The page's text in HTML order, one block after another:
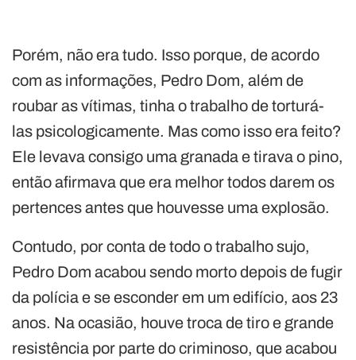
Porém, não era tudo. Isso porque, de acordo
com as informações, Pedro Dom, além de
roubar as vítimas, tinha o trabalho de torturá-
las psicologicamente. Mas como isso era feito?
Ele levava consigo uma granada e tirava o pino,
então afirmava que era melhor todos darem os
pertences antes que houvesse uma explosão.
Contudo, por conta de todo o trabalho sujo,
Pedro Dom acabou sendo morto depois de fugir
da polícia e se esconder em um edifício, aos 23
anos. Na ocasião, houve troca de tiro e grande
resistência por parte do criminoso, que acabou